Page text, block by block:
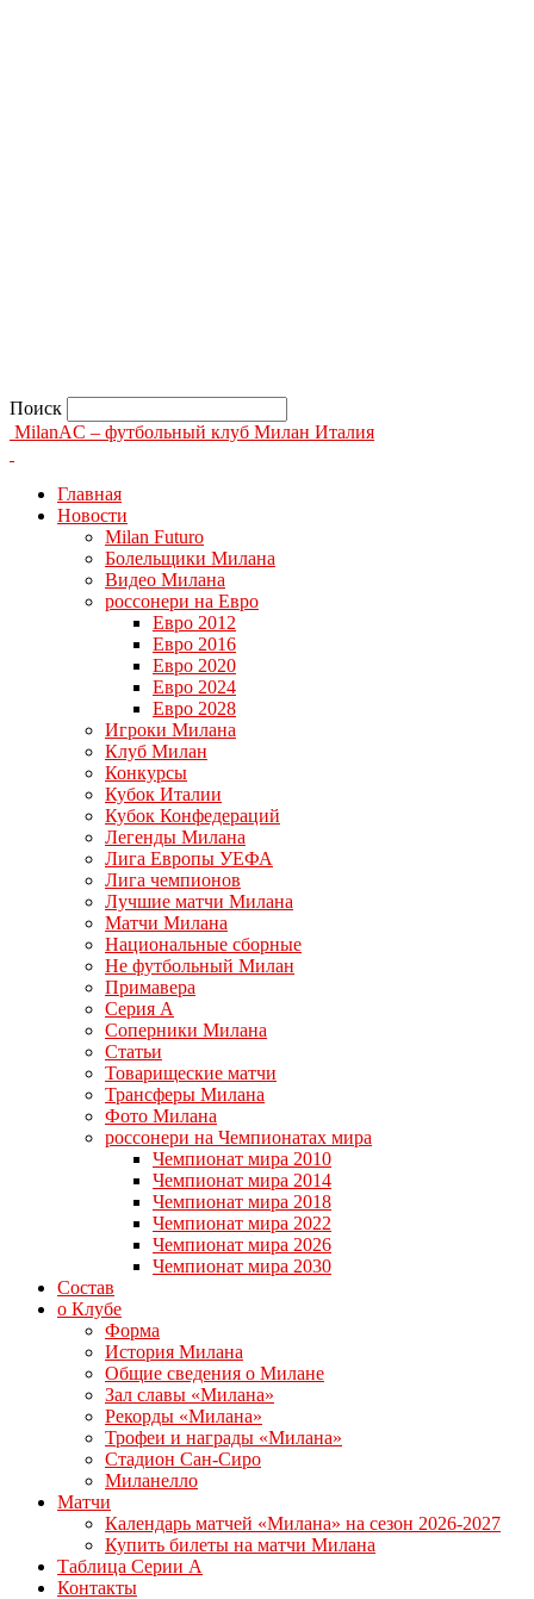
Поиск
MilanAC – футбольный клуб Милан Италия
Главная
Новости
Milan Futuro
Болельщики Милана
Видео Милана
россонери на Евро
Евро 2012
Евро 2016
Евро 2020
Евро 2024
Евро 2028
Игроки Милана
Клуб Милан
Конкурсы
Кубок Италии
Кубок Конфедераций
Легенды Милана
Лига Европы УЕФА
Лига чемпионов
Лучшие матчи Милана
Матчи Милана
Национальные сборные
Не футбольный Милан
Примавера
Серия А
Соперники Милана
Статьи
Товарищеские матчи
Трансферы Милана
Фото Милана
россонери на Чемпионатах мира
Чемпионат мира 2010
Чемпионат мира 2014
Чемпионат мира 2018
Чемпионат мира 2022
Чемпионат мира 2026
Чемпионат мира 2030
Состав
о Клубе
Форма
История Милана
Общие сведения о Милане
Зал славы «Милана»
Рекорды «Милана»
Трофеи и награды «Милана»
Стадион Сан-Сиро
Миланелло
Матчи
Календарь матчей «Милана» на сезон 2026-2027
Купить билеты на матчи Милана
Таблица Серии А
Контакты